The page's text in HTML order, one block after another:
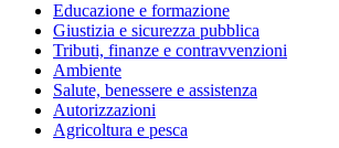
Educazione e formazione
Giustizia e sicurezza pubblica
Tributi, finanze e contravvenzioni
Ambiente
Salute, benessere e assistenza
Autorizzazioni
Agricoltura e pesca